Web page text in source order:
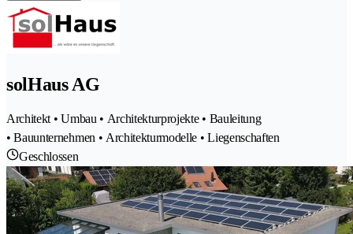
solHaus AG
Architekt • Umbau • Architekturprojekte • Bauleitung
• Bauunternehmen • Architekturmodelle • Liegenschaften
Geschlossen